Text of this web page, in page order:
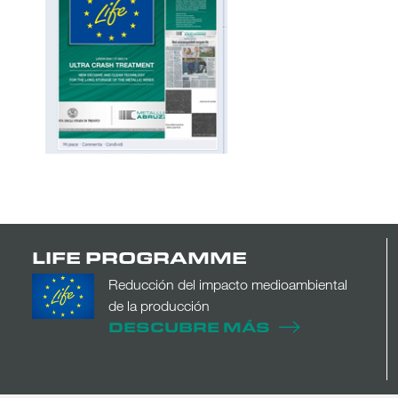
LIFE PROGRAMME
Reducción del impacto medioambiental
de la producción
DESCUBRE MÁS